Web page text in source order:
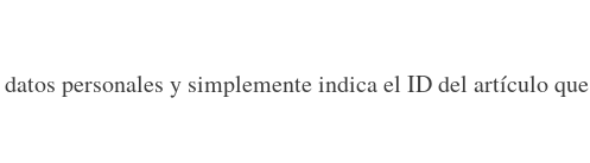
personales y simplemente indica el ID del artículo que